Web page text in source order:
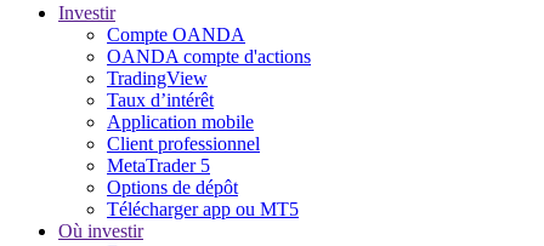
Investir
Compte OANDA
OANDA compte d'actions
TradingView
Taux d’intérêt
Application mobile
Client professionnel
MetaTrader 5
Options de dépôt
Télécharger app ou MT5
Où investir